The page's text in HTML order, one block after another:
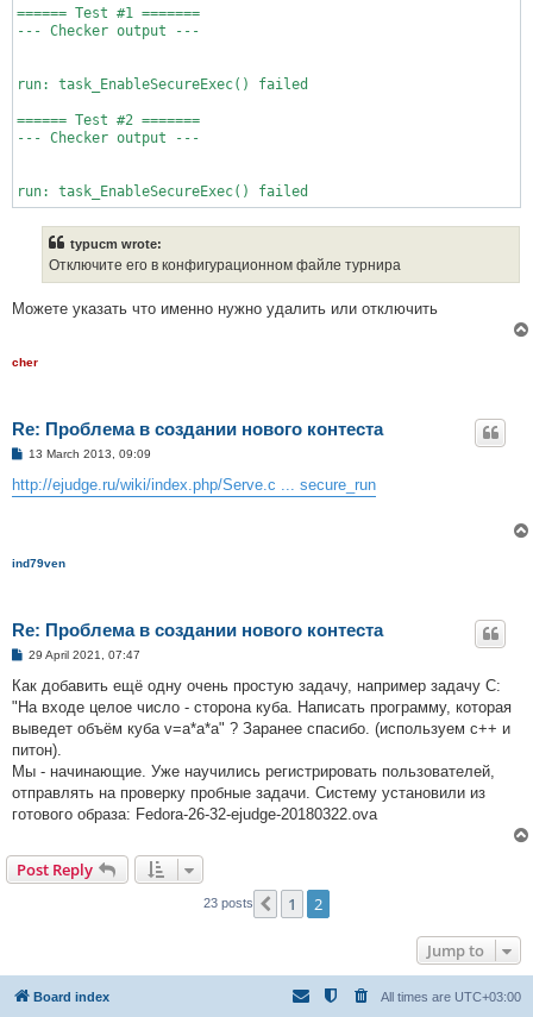
====== Test #1 =======
--- Checker output ---
run: task_EnableSecureExec() failed
====== Test #2 =======
--- Checker output ---
typucm wrote:
Отключите его в конфигурационном файле турнира
Можете указать что именно нужно удалить или отключить
cher
Re: Проблема в создании нового контеста
P
s
t
13 March 2013, 09:09
http://ejudge.ru/wiki/index.php/Serve.c ... secure_run
ind79ven
Re: Проблема в создании нового контеста
P
s
29 April 2021, 07:47
Как добавить ещё одну очень простую задачу, например задачу C:
"На входе целое число - сторона куба. Написать программу, которая
выведет объём куба v=a*a*a" ? Заранее спасибо. (используем с++ и
питон).
Мы - начинающие. Уже научились регистрировать пользователей,
отправлять на проверку пробные задачи. Систему установили из
готового образа: Fedora-26-32-ejudge-20180322.ova
Post Reply
23 posts Previous
1 2
Jump to
Board index All times are UTC+03:00